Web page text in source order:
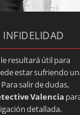
INFIDELIDAD
resultará útil para
estar sufriendo
Para salir de dudas,
Valencia
detallada.